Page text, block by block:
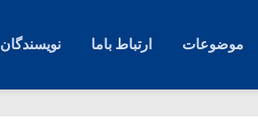
موضوعات ارتباط باما نویسندگان